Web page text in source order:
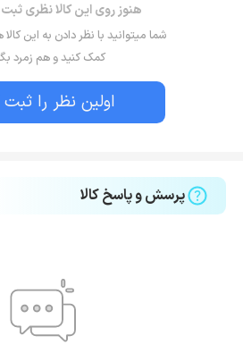
هنوز روی این کالا نظری
شما میتوانید با نظر دادن به این کالا
کمک کنید و هم زمرد
اولین نظر را
پرسش و پاسخ کالا